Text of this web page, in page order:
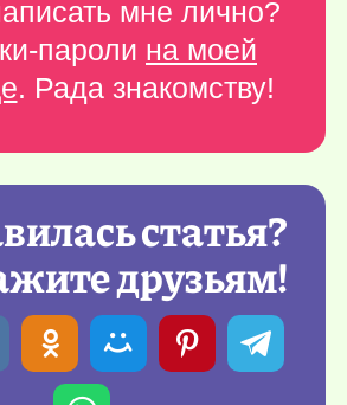
мне лично?
пароли на моей
. Рада знакомству!
статья?
друзьям!